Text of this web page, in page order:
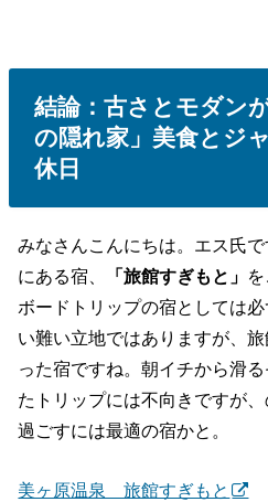
結論：古さとモダン
の隠れ家」美食とジ
休日
みなさんこんにちは。エス氏
にある宿、
「旅館すぎもと」
ボードトリップの宿としては
い難い立地ではありますが、
った宿ですね。朝イチから滑
たトリップには不向きですが
過ごすには最適の宿かと。
美ヶ原温泉 旅館すぎもと